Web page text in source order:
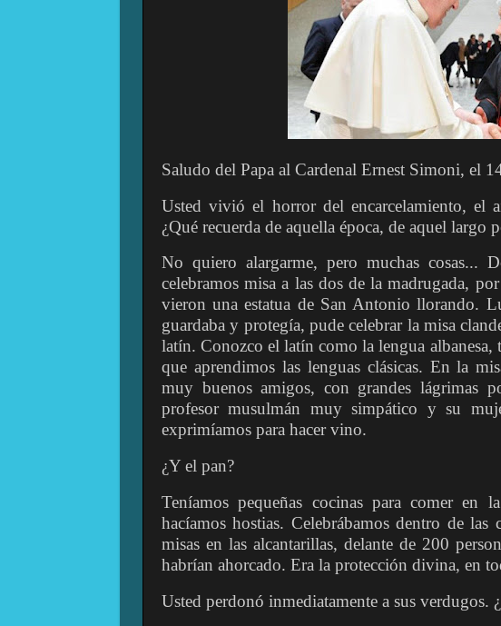
Saludo del Papa al Cardenal Ernest Simoni, el
Usted vivió el horror del encarcelamiento, el
¿Qué recuerda de aquella época, de aquel largo
No quiero alargarme, pero muchas cosas...
celebramos misa a las dos de la madrugada,
vieron una estatua de San Antonio llorando.
guardaba y protegía, pude celebrar la misa
latín. Conozco el latín como la lengua albanesa,
que aprendimos las lenguas clásicas. En la
muy buenos amigos, con grandes lágrimas
profesor musulmán muy simpático y su
exprimíamos para hacer vino.
¿Y el pan?
Teníamos pequeñas cocinas para comer
hacíamos hostias. Celebrábamos dentro de
misas en las alcantarillas, delante de 200
habrían ahorcado. Era la protección divina, en
Usted perdonó inmediatamente a sus verdugos.